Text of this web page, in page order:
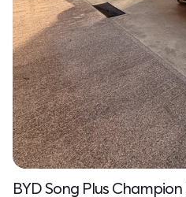
BYD Song Plus Champion